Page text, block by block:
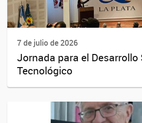
7 de julio de 2026
Jornada para el Desarrollo
Tecnológico